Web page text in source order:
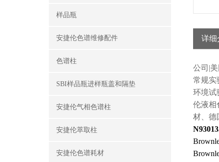
样品瓶
安捷伦色谱维修配件
色谱柱
SBI样品瓶进样瓶盖和隔垫
安捷伦气相色谱柱
安捷伦萃取柱
安捷伦色谱耗材
详细
公司|
常规实
环境试
伦液相
材、德